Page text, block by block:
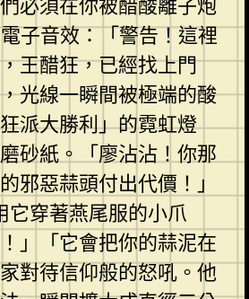
必須在你被醋酸離子炮
子音效：「警告！這裡
王醋狂，已經找上門
光線一瞬間被極端的酸
派大勝利」的霓虹燈
砂紙。「廖沾沾！你那
惡蒜頭付出代價！」
穿著燕尾服的小爪
」「它會把你的蒜泥在
對待信仰般的怒吼。他